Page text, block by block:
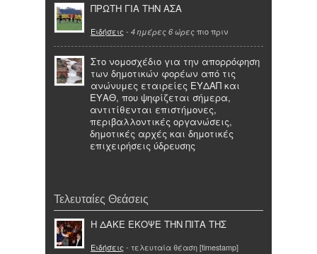
ΠΡΩΤΗ ΓΙΑ ΤΗΝ ΑΣΑ
Ειδήσεις - 4 ημέρες 6 ώρες πιο πριν
Στο νομοσχέδιο για την απορρόφηση
των δημοτικών φορέων από τις
ανώνυμες εταιρείες ΕΥΔΑΠ και
ΕΥΑΘ, που ψηφίζεται σήμερα,
αντιτίθενται επιστήμονες,
περιβαλλοντικές οργανώσεις,
δημοτικές αρχές και δημοτικές
επιχειρήσεις ύδρευσης
Τελευταίες Θεάσεις
Η ΔΑΚΕ ΕΚΟΨΕ ΤΗΝ ΠΙΤΑ ΤΗΣ
Ειδήσεις - τελευταία θέαση [timestamp]